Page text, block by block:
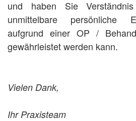
und haben Sie
unmittelbare persönliche
aufgrund einer OP /
gewährleistet werden kann.
Vielen Dank,
Ihr Praxisteam